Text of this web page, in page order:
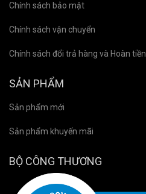
Chính sách bảo mật
Chính sách vận chuyển
Chính sách đổi trả hàng và Hoàn tiền
SẢN PHẨM
Sản phẩm mới
Sản phẩm khuyến mãi
BỘ CÔNG THƯƠNG